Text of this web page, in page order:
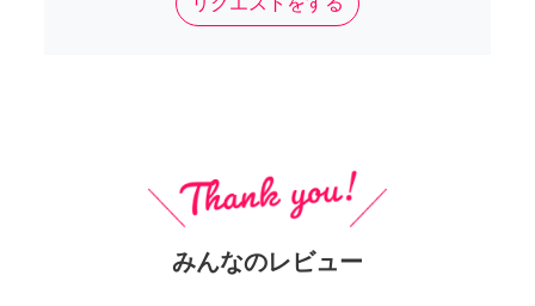
みんなのレビュー